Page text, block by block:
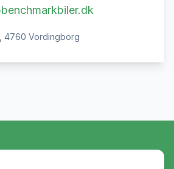
4760 Vordingborg